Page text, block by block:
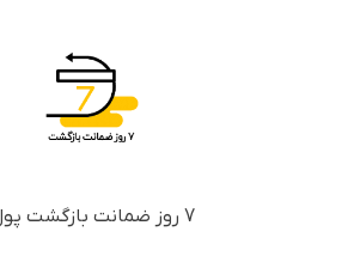
7 روز ضمانت بازگشت پول